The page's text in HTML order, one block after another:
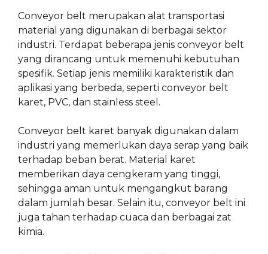
Conveyor belt merupakan alat transportasi
material yang digunakan di berbagai sektor
industri. Terdapat beberapa jenis conveyor belt
yang dirancang untuk memenuhi kebutuhan
spesifik. Setiap jenis memiliki karakteristik dan
aplikasi yang berbeda, seperti conveyor belt
karet, PVC, dan stainless steel.
Conveyor belt karet banyak digunakan dalam
industri yang memerlukan daya serap yang baik
terhadap beban berat. Material karet
memberikan daya cengkeram yang tinggi,
sehingga aman untuk mengangkut barang
dalam jumlah besar. Selain itu, conveyor belt ini
juga tahan terhadap cuaca dan berbagai zat
kimia.